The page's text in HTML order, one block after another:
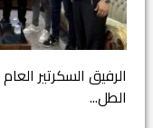
الرفيق السكرتير
الطل...